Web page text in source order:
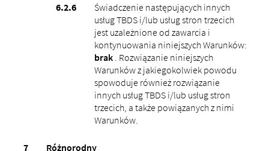
Świadczenie następujących innych
usług TBDS i/lub usług stron trzecich
jest uzależnione od zawarcia i
kontynuowania niniejszych Warunków:
brak. Rozwiązanie niniejszych
Warunków z jakiegokolwiek powodu
spowoduje również rozwiązanie
innych usług TBDS i/lub usług stron
trzecich, a także powiązanych z nimi
Warunków.
Różnorodny